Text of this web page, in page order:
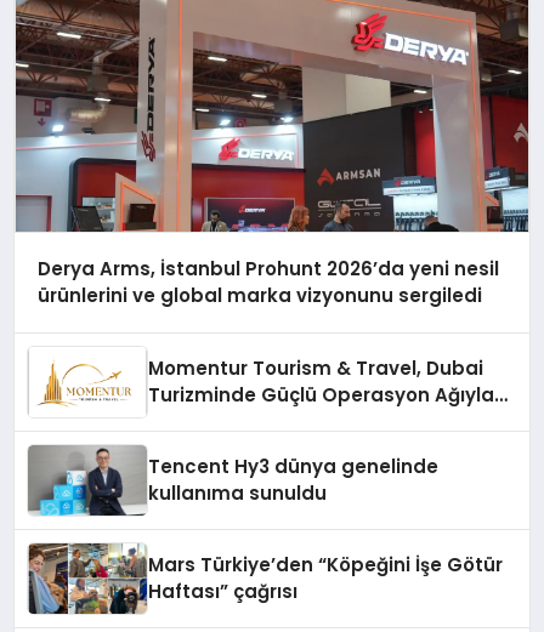
Derya Arms, İstanbul Prohunt 2026’da yeni nesil
ürünlerini ve global marka vizyonunu sergiledi
Momentur Tourism & Travel, Dubai
Turizminde Güçlü Operasyon Ağıyla
Tencent Hy3 dünya genelinde
kullanıma sunuldu
Mars Türkiye’den “Köpeğini İşe Götür
Haftası” çağrısı